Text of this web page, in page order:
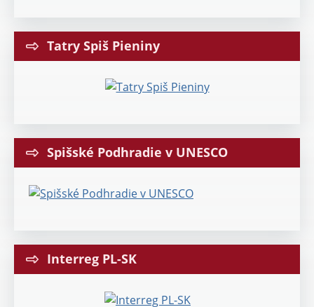
Tatry Spiš Pieniny
Spišské Podhradie v UNESCO
Interreg PL-SK